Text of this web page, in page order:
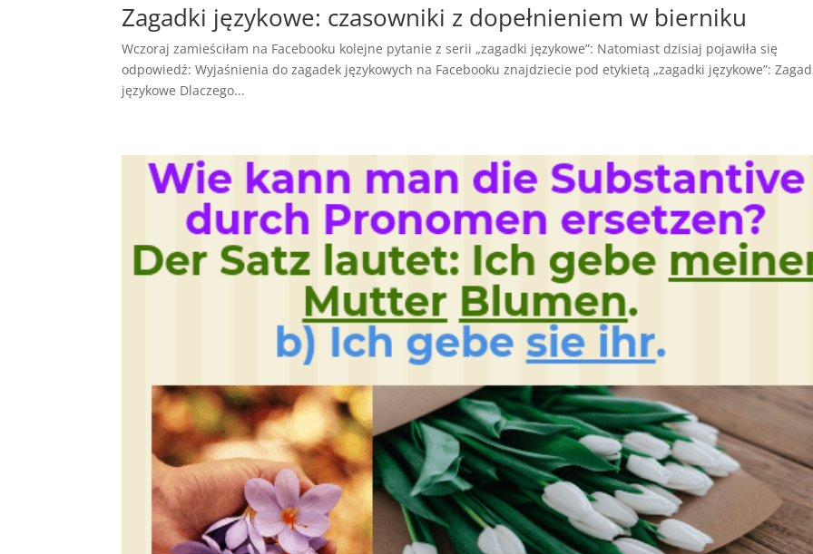
Zagadki językowe: czasowniki z dopełnieniem w bierniku
Wczoraj zamieściłam na Facebooku kolejne pytanie z serii „zagadki językowe”: Natomiast dzisiaj pojawiła się
odpowiedź: Wyjaśnienia do zagadek językowych na Facebooku znajdziecie pod etykietą „zagadki językowe”:
językowe Dlaczego...